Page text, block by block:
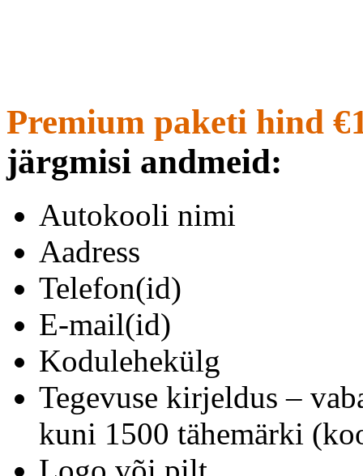
Premium paketi hind
järgmisi andmeid:
Autokooli nimi
Aadress
Telefon(id)
E-mail(id)
Kodulehekülg
Tegevuse kirjeldus –
kuni 1500 tähemärki